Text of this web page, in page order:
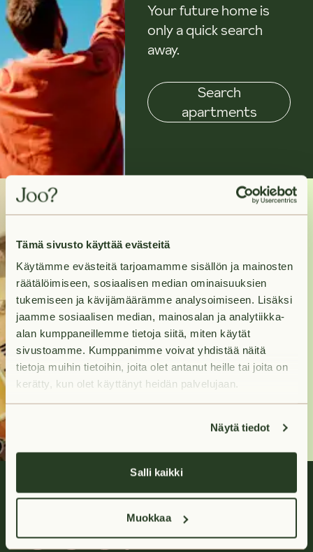
Tämä sivusto käyttää evästeitä
Käytämme evästeitä tarjoamamme sisällön ja mainosten
räätälöimiseen, sosiaalisen median ominaisuuksien
tukemiseen ja kävijämäärämme analysoimiseen. Lisäksi
jaamme sosiaalisen median, mainosalan ja analytiikka-
alan kumppaneillemme tietoja siitä, miten käytät
sivustoamme. Kumppanimme voivat yhdistää näitä
tietoja muihin tietoihin, joita olet antanut heille tai joita on
kerätty, kun olet käyttänyt heidän palvelujaan.
Näytä tiedot
Salli kaikki
Muokkaa
Your future home is
only a quick search
away.
Search
apartments
Need help?
Contact us and we will
help you move in to
your new home as
swiftly as possible.
Contact us